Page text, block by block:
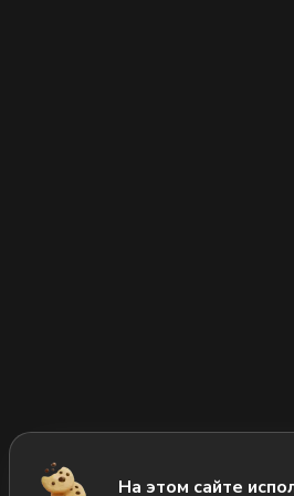
На этом сайте